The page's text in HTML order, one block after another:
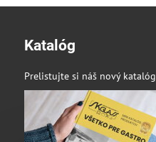
Katalóg
Prelistujte si náš nový katalóg